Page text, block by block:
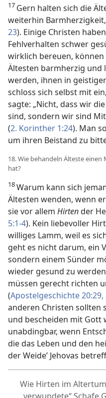
17 Gern halten sich die
weiterhin
23). Einige Christen
Fehlverhalten schwer
wirklich bereuen,
Ältesten barmherzig und
werden, ihnen in
schloss sich selbst mit
sagte: „Nicht, dass wir
sind, sondern wir sind
(2. Korinther 1:24). Man
um ihren Beistand zu
18. Wie behandeln Älteste
hat?
18Warum kann sich
Ältesten wenden, wenn
sie vor allem Hirtender
5:1-4). Kein liebevoller
williges Lamm, weil es
geht es nicht darum, ein
sondern einem Sünder
wieder gesund zu
müssen gerecht richten
(Apostelgeschichte 20:29,
anderen Christen sollten
und bescheiden mit Gott
unabdingbar, wenn
die das Leben und den
der Weide’ Jehovas
Wie Hirten im